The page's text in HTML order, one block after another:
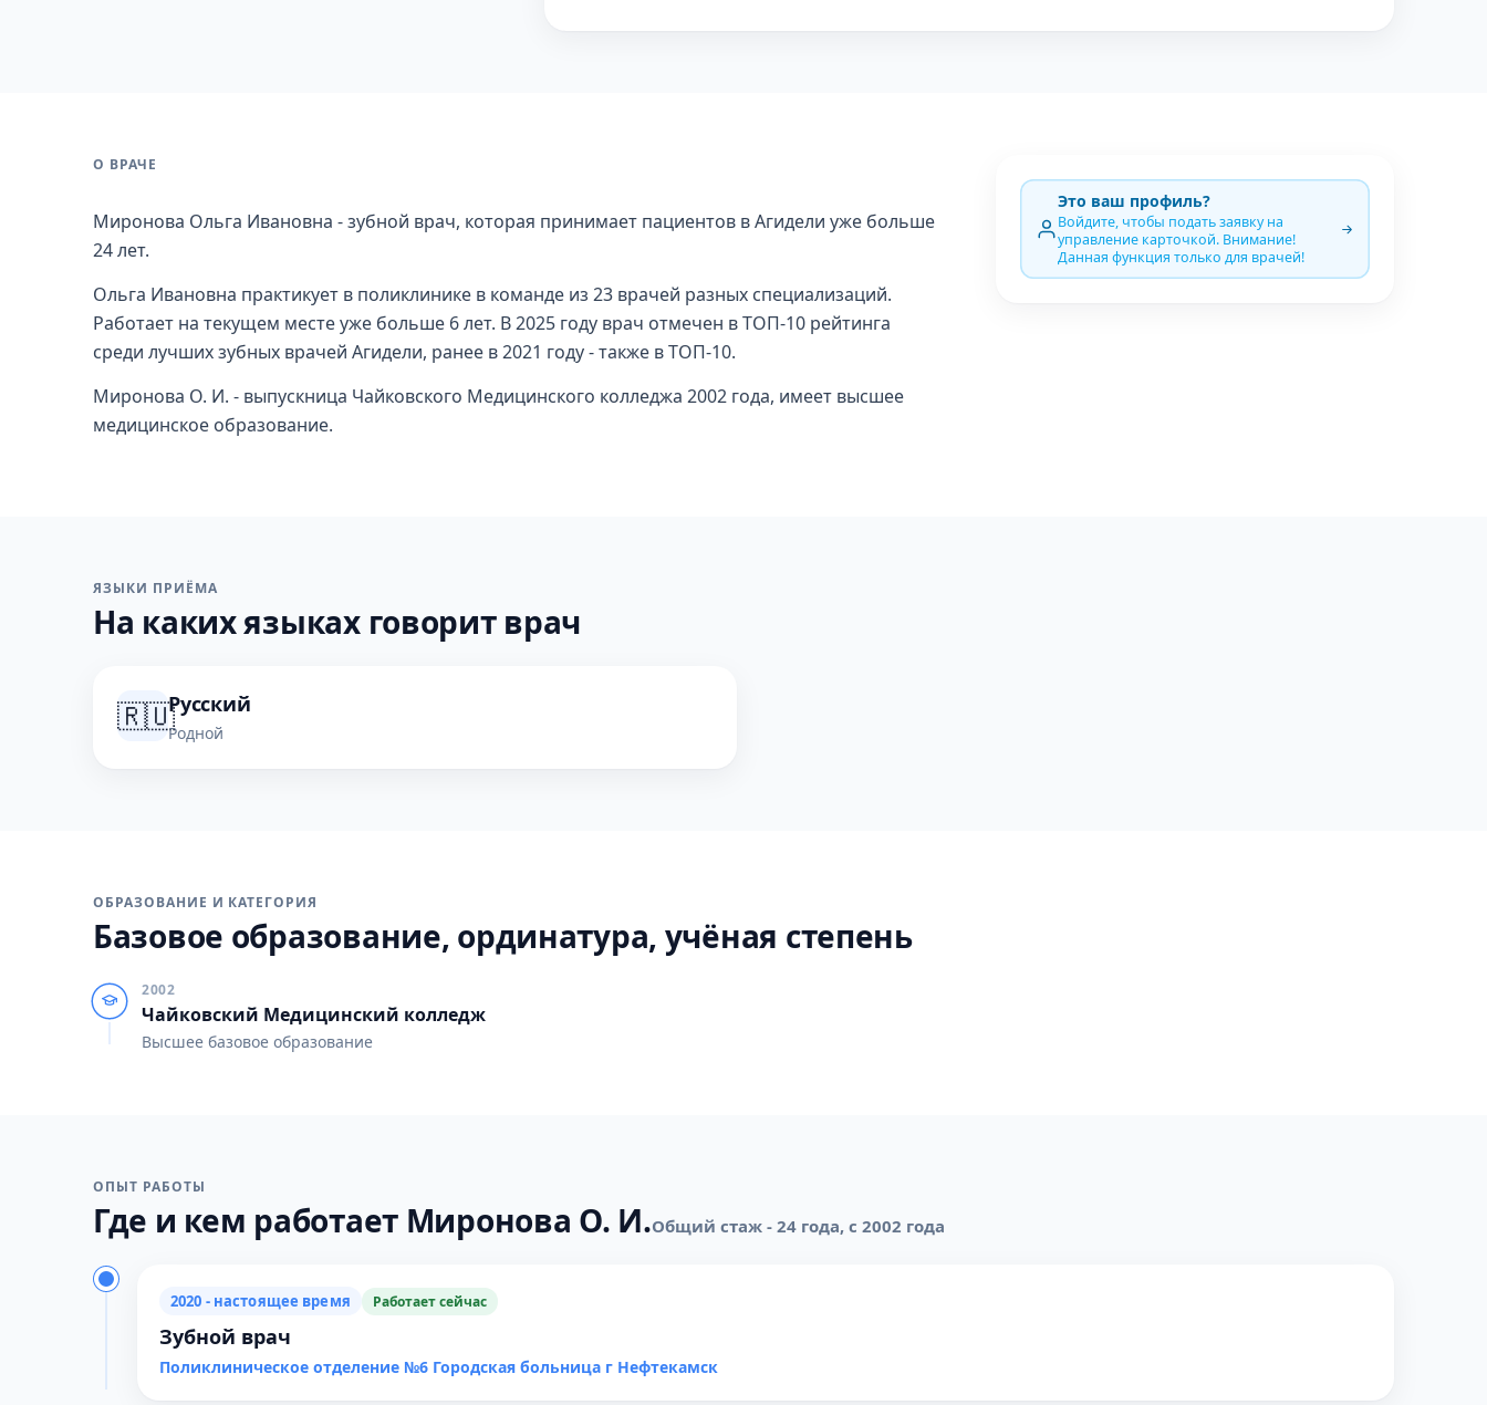
О ВРАЧЕ
Миронова Ольга Ивановна - зубной врач, которая принимает пациентов в Агидели уже больше
24 лет.
Ольга Ивановна практикует в поликлинике в команде из 23 врачей разных специализаций.
Работает на текущем месте уже больше 6 лет. В 2025 году врач отмечен в ТОП-10 рейтинга
среди лучших зубных врачей Агидели, ранее в 2021 году - также в ТОП-10.
Миронова О. И. - выпускница Чайковского Медицинского колледжа 2002 года, имеет высшее
медицинское образование.
Это ваш профиль?
Войдите, чтобы подать заявку на
управление карточкой. Внимание!
Данная функция только для врачей!
ЯЗЫКИ ПРИЁМА
На каких языках говорит врач
🇷🇺Русский
Родной
ОБРАЗОВАНИЕ И КАТЕГОРИЯ
Базовое образование, ординатура, учёная степень
2002
Чайковский Медицинский колледж
Высшее базовое образование
ОПЫТ РАБОТЫ
Где и кем работает Миронова О. И.Общий стаж - 24 года, с 2002 года
2020 - настоящее время Работает сейчас
Зубной врач
Поликлиническое отделение №6 Городская больница г Нефтекамск